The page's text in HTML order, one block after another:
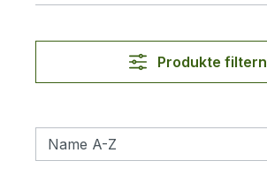
Produkte filtern